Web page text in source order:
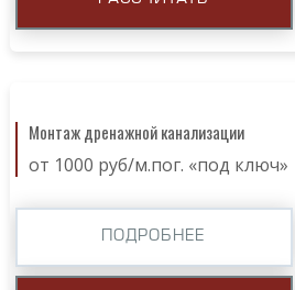
Монтаж дренажной канализации
от 1000 руб/м.пог. «под ключ»
ПОДРОБНЕЕ